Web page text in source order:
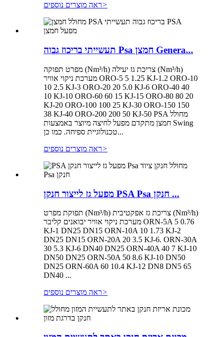
ראה מוצרים נוספים>
תעשייתי בריכוז גבוה Psa חמצן Genera...
מפרט תפוקה (Nm³/h) צריכת גז יעילה (Nm³/h)
מערכת ניקוי אוויר ORO-5 5 1.25 KJ-1.2 ORO-10
10 2.5 KJ-3 ORO-20 20 5.0 KJ-6 ORO-40 40
10 KJ-10 ORO-60 60 15 KJ-15 ORO-80 80 20
KJ-20 ORO-100 100 25 KJ-30 ORO-150 150
38 KJ-40 ORO-200 200 50 KJ-50 PSA מחולל
חמצן מתקדם מפעל לחיצה מיוצר באמצעות Swing
טכנולוגיית ספיחה. כמו כן...
ראה מוצרים נוספים>
מפעל גז לייצור חנקן PSA Psa חנקן ...
תפוקת מפרט (Nm³/h) צריכת גז אפקטיבית (Nm³/h)
מערכת ניקוי אוויר יבואנים קליבר ORN-5A 5 0.76
KJ-1 DN25 DN15 ORN-10A 10 1.73 KJ-2
DN25 DN15 ORN-20A 20 3.5 KJ-6. ORN-30A
30 5.3 KJ-6 DN40 DN25 ORN-40A 40 7 KJ-10
DN50 DN25 ORN-50A 50 8.6 KJ-10 DN50
DN25 ORN-60A 60 10.4 KJ-12 DN8 DN5 65
DN40 ...
ראה מוצרים נוספים>